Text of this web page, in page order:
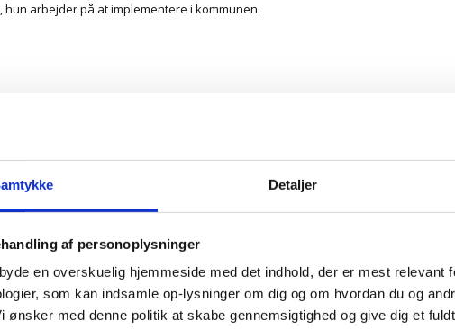
Detaljer
af personoplysninger
en overskuelig hjemmeside med det indhold, der er mest relevant
som kan indsamle op-lysninger om dig og om hvordan du og
ønsker med denne politik at skabe gennemsigtighed og give dig et
hun arbejder på at implementere i kommunen.
Besøget blev
med at støtte
metoderne vi
Vi vil gerne sige stor
indenfor på Tjørneparken, og læse mere om vores rammer og målgrupper
botilbud/sel108/tjoerneparken/